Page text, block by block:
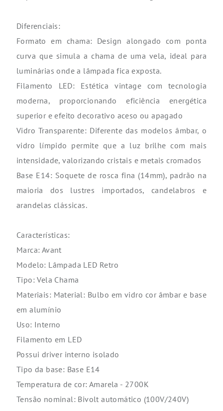
Diferenciais:
Formato em chama: Design alongado com ponta
curva que simula a chama de uma vela, ideal para
luminárias onde a lâmpada fica exposta.
Filamento LED: Estética vintage com tecnologia
moderna, proporcionando eficiência energética
superior e efeito decorativo aceso ou apagado
Vidro Transparente: Diferente das modelos âmbar, o
vidro límpido permite que a luz brilhe com mais
intensidade, valorizando cristais e metais cromados
Base E14: Soquete de rosca fina (14mm), padrão na
maioria dos lustres importados, candelabros e
arandelas clássicas.
Características:
Marca: Avant
Modelo: Lâmpada LED Retro
Tipo: Vela Chama
Materiais: Material: Bulbo em vidro cor âmbar e base
em alumínio
Uso: Interno
Filamento em LED
Possui driver interno isolado
Tipo da base: Base E14
Temperatura de cor: Amarela - 2700K
Tensão nominal: Bivolt automático (100V/240V)